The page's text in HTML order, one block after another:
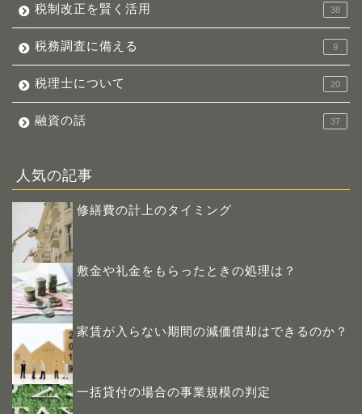
税制改正を賢く活用 38
税務調査に備える 9
税理士について 20
融資の話 37
人気の記事
修繕費の計上のタイミング
敷金や礼金をもらったときの処理は？
家賃が入らない期間の減価償却はできるのか？
一括貸付の場合の事業規模の判定